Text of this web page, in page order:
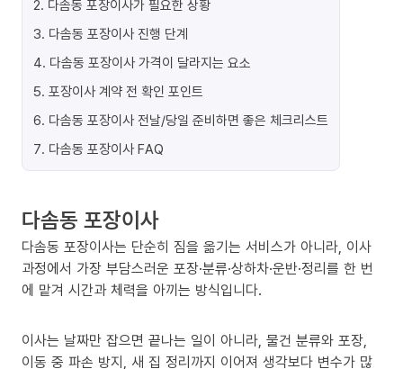
2. 다솜동 포장이사가 필요한 상황
3. 다솜동 포장이사 진행 단계
4. 다솜동 포장이사 가격이 달라지는 요소
5. 포장이사 계약 전 확인 포인트
6. 다솜동 포장이사 전날/당일 준비하면 좋은 체크리스트
7. 다솜동 포장이사 FAQ
다솜동 포장이사
다솜동 포장이사는 단순히 짐을 옮기는 서비스가 아니라, 이사
과정에서 가장 부담스러운 포장·분류·상하차·운반·정리를 한 번
에 맡겨 시간과 체력을 아끼는 방식입니다.
이사는 날짜만 잡으면 끝나는 일이 아니라, 물건 분류와 포장,
이동 중 파손 방지, 새 집 정리까지 이어져 생각보다 변수가 많